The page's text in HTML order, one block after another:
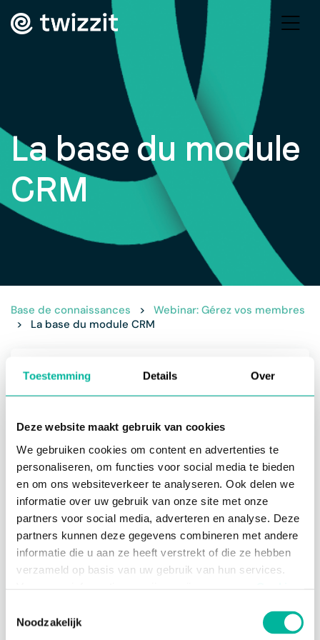
Toestemming Details Over
Deze website maakt gebruik van cookies
We gebruiken cookies om content en advertenties te
personaliseren, om functies voor social media te bieden
en om ons websiteverkeer te analyseren. Ook delen we
informatie over uw gebruik van onze site met onze
partners voor social media, adverteren en analyse. Deze
partners kunnen deze gegevens combineren met andere
informatie die u aan ze heeft verstrekt of die ze hebben
verzameld op basis van uw gebruik van hun services.
Noodzakelijk
La base du module
CRM
Base de connaissances >
Webinar: Gérez vos membres
>
La base du module CRM
Commencez par découvrir l'interface générale.
également découvrir comment ajouter
(plusieurs) contacts.
Acceptez les cookies marketing pour
regarder cette vidéo
Modifier les préférences de cookies
Pourquoi utiliser le module CRM?